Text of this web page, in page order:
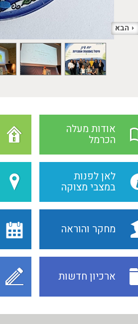
הבא
אודות מעלה
הכרמל
לאן לפנות
במצבי מצוקה
מחקר והוראה
ארכיון חדשות